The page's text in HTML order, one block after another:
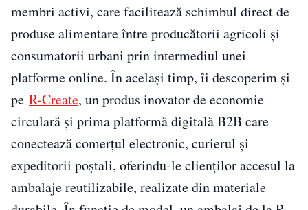
membri activi, care facilitează schimbul direct de
produse alimentare între producătorii agricoli și
consumatorii urbani prin intermediul unei
platforme online. În același timp, îi descoperim și
pe R-Create, un produs inovator de economie
circulară și prima platformă digitală B2B care
conectează comerțul electronic, curierul și
expeditorii poștali, oferindu-le clienților accesul la
ambalaje reutilizabile, realizate din materiale